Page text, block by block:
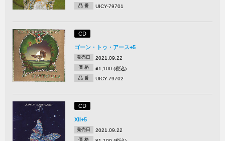
品 番 UICY-79701
CD
ゴーン・トゥ・アース+5
発売日 2021.09.22
価 格 ¥1,100 (税込)
品 番 UICY-79702
CD
XII+5
発売日 2021.09.22
価 格